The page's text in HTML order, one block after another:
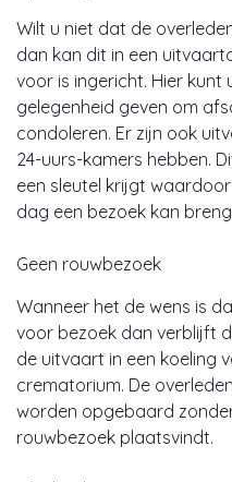
Wilt u niet dat de
dan kan dit in een
voor is ingericht. Hier kunt
gelegenheid geven om
condoleren. Er zijn ook
24-uurs-kamers hebben.
een sleutel krijgt
dag een bezoek kan
Geen rouwbezoek
Wanneer het de wens is
voor bezoek dan verblijft
de uitvaart in een koeling
crematorium. De
worden opgebaard
rouwbezoek plaatsvindt.